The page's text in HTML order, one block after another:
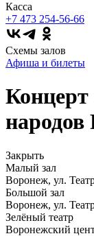
Касса
+7 473 254-56-66
Схемы залов
Афиша и билеты
народов
Закрыть
Малый зал
Воронеж, ул.
Большой зал
Воронеж, ул.
Зелёный театр
Воронежский